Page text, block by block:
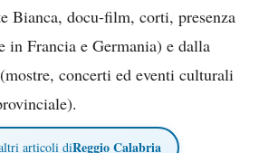
Bianca, docu-film, corti, presenza
in Francia e Germania) e dalla
concerti ed eventi culturali
articoli diReggio Calabria